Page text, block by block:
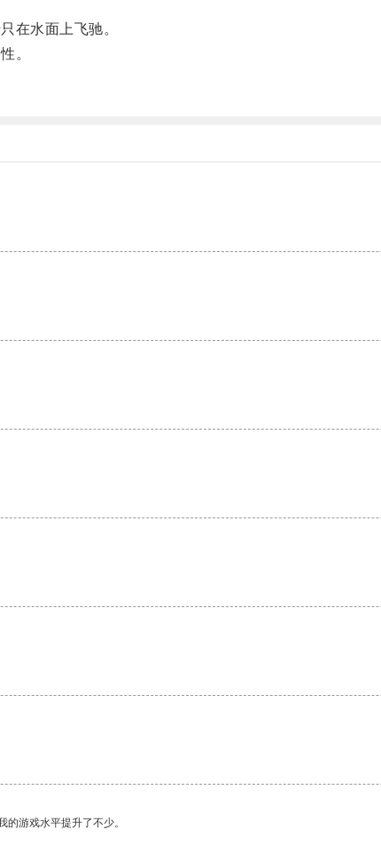
在水面上飞驰。
。
游戏水平提升了不少。